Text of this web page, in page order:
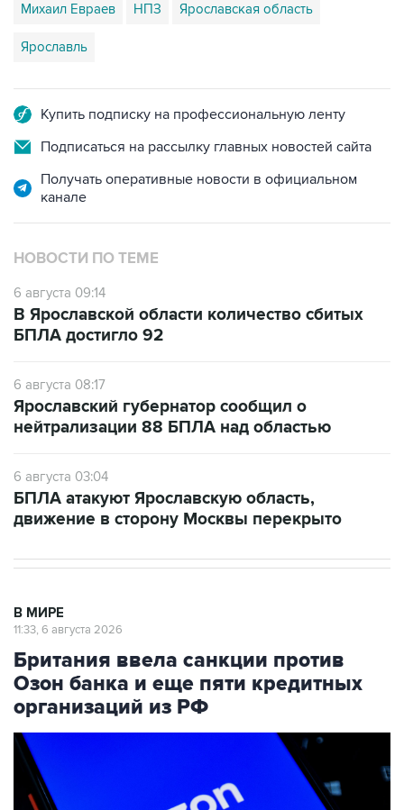
Михаил Евраев НПЗ Ярославская область
Ярославль
Купить подписку на профессиональную ленту
Подписаться на рассылку главных новостей сайта
Получать оперативные новости в официальном
канале
НОВОСТИ ПО ТЕМЕ
6 августа 09:14
В Ярославской области количество сбитых
БПЛА достигло 92
6 августа 08:17
Ярославский губернатор сообщил о
нейтрализации 88 БПЛА над областью
6 августа 03:04
БПЛА атакуют Ярославскую область,
движение в сторону Москвы перекрыто
В МИРЕ
11:33, 6 августа 2026
Британия ввела санкции против
Озон банка и еще пяти кредитных
организаций из РФ